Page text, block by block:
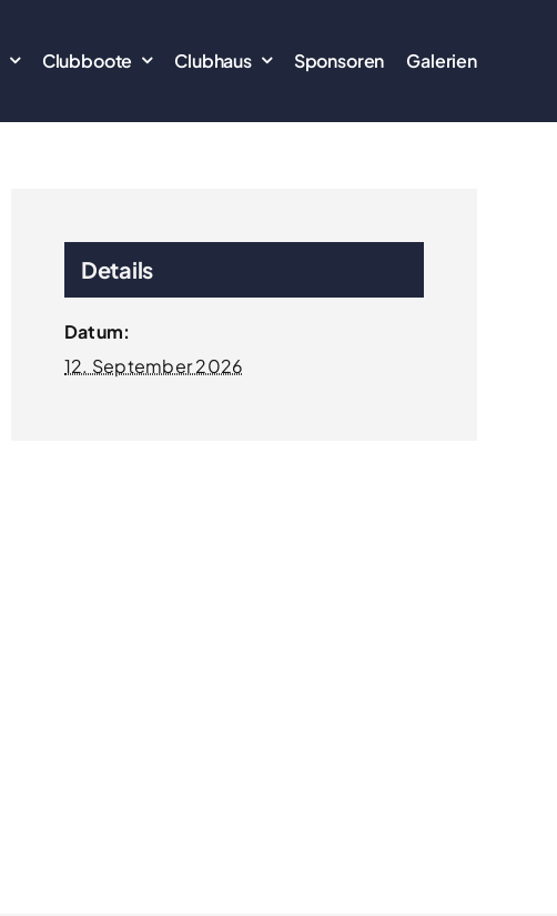
Clubboote Clubhaus Sponsoren Galerien
Details
Datum:
12. September 2026